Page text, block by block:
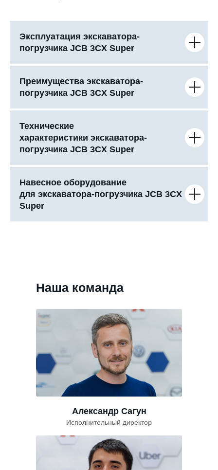
Эксплуатация экскаватора-
погрузчика JCB 3CX Super
Преимущества экскаватора-
погрузчика JCB 3CX Super
Технические
характеристики экскаватора-
погрузчика JCB 3CX Super
Навесное оборудование
для экскаватора-погрузчика JCB 3CX
Super
Наша команда
Александр Сагун
Исполнительный директор